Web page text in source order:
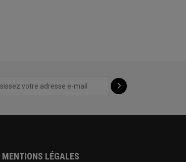
MENTIONS LÉGALES